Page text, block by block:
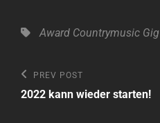
Tags,Award Countrymusic Gig
Beitragsnavigation
Previous
Post
PREV POST
2022 kann wieder starten!